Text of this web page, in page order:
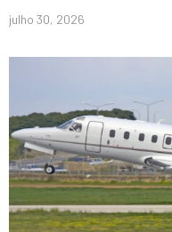
julho 30, 2026